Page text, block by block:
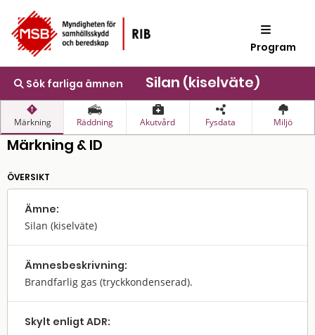
Program
Sök farliga ämnen Silan (kiselväte)
Märkning Räddning Akutvård Fysdata Miljö
Märkning & ID
ÖVERSIKT
Ämne:
Silan (kiselväte)
Ämnes­beskrivning:
Brandfarlig gas (tryckkondenserad).
Skylt enligt ADR: